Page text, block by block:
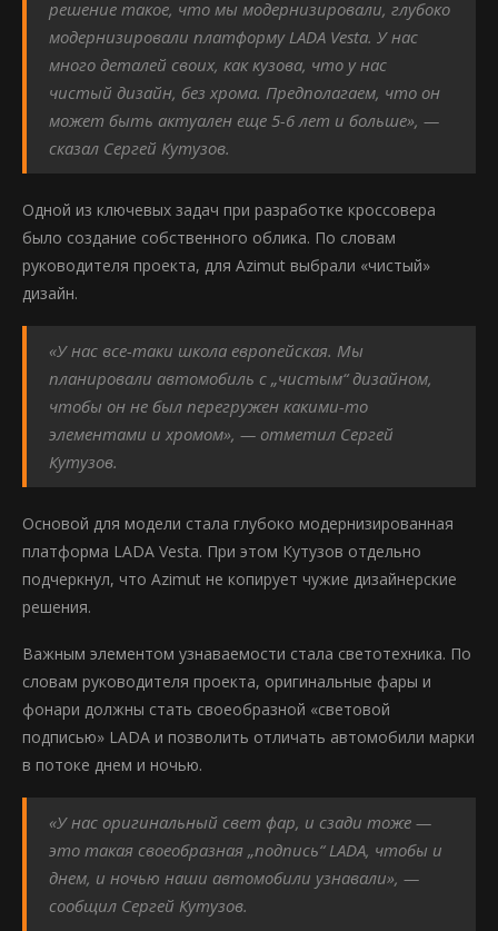
решение такое, что мы модернизировали, глубоко
модернизировали платформу LADA Vesta. У нас
много деталей своих, как кузова, что у нас
чистый дизайн, без хрома. Предполагаем, что он
может быть актуален еще 5-6 лет и больше», —
сказал Сергей Кутузов.
Одной из ключевых задач при разработке кроссовера
было создание собственного облика. По словам
руководителя проекта, для Azimut выбрали «чистый»
дизайн.
«У нас все-таки школа европейская. Мы
планировали автомобиль с „чистым“ дизайном,
чтобы он не был перегружен какими-то
элементами и хромом», — отметил Сергей
Кутузов.
Основой для модели стала глубоко модернизированная
платформа LADA Vesta. При этом Кутузов отдельно
подчеркнул, что Azimut не копирует чужие дизайнерские
решения.
Важным элементом узнаваемости стала светотехника. По
словам руководителя проекта, оригинальные фары и
фонари должны стать своеобразной «световой
подписью» LADA и позволить отличать автомобили марки
в потоке днем и ночью.
«У нас оригинальный свет фар, и сзади тоже —
это такая своеобразная „подпись“ LADA, чтобы и
днем, и ночью наши автомобили узнавали», —
сообщил Сергей Кутузов.